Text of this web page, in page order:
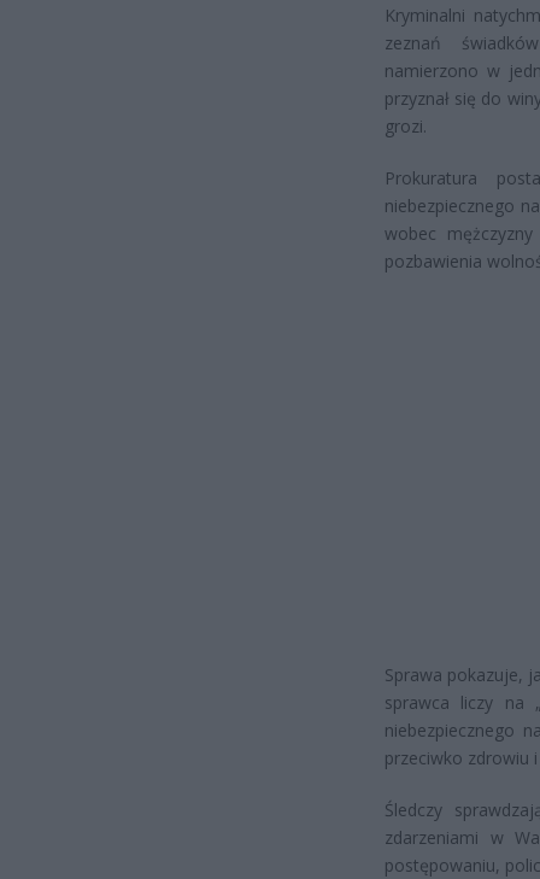
Kryminalni
zeznań
namierzono w
przyznał się do
grozi.
Prokuratura
niebezpiecznego
wobec
pozbawienia
Sprawa pokazuje,
sprawca liczy na
niebezpiecznego
przeciwko zdrowiu
Śledczy
zdarzeniami w
postępowaniu,